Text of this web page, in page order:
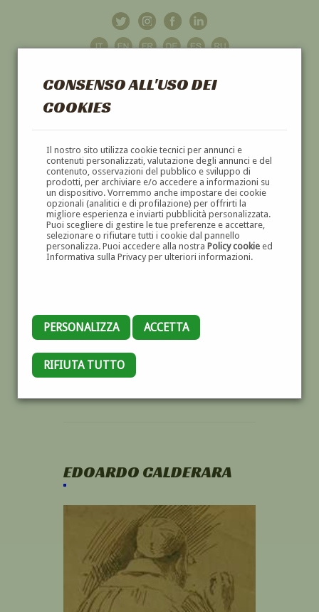
CONSENSO ALL'USO DEI
COOKIES
Il nostro sito utilizza cookie tecnici per annunci e
contenuti personalizzati, valutazione degli annunci e del
contenuto, osservazioni del pubblico e sviluppo di
prodotti, per archiviare e/o accedere a informazioni su
un dispositivo. Vorremmo anche impostare dei cookie
opzionali (analitici e di profilazione) per offrirti la
migliore esperienza e inviarti pubblicità personalizzata.
Puoi scegliere di gestire le tue preferenze e accettare,
selezionare o rifiutare tutti i cookie dal pannello
personalizza. Puoi accedere alla nostra Policy cookieed
Informativa sulla Privacy per ulteriori informazioni.
PERSONALIZZA ACCETTA
RIFIUTA TUTTO
GALLERIAD'ARTE
DIPINTI E SCULTURE '800 E '900
EDOARDO CALDERARA